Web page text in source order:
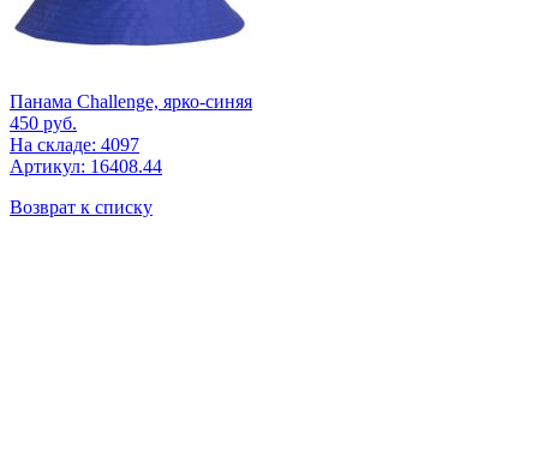
Панама Challenge, ярко-синяя
450 руб.
На складе: 4097
Артикул: 16408.44
Возврат к списку